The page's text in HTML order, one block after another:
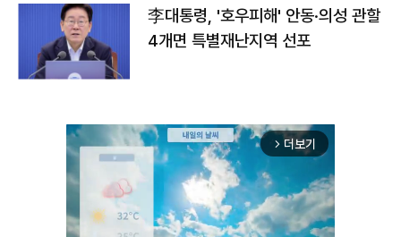
李대통령, '호우피해' 안동·의성 관할
4개면 특별재난지역 선포
arrow_forward_ios 더보기